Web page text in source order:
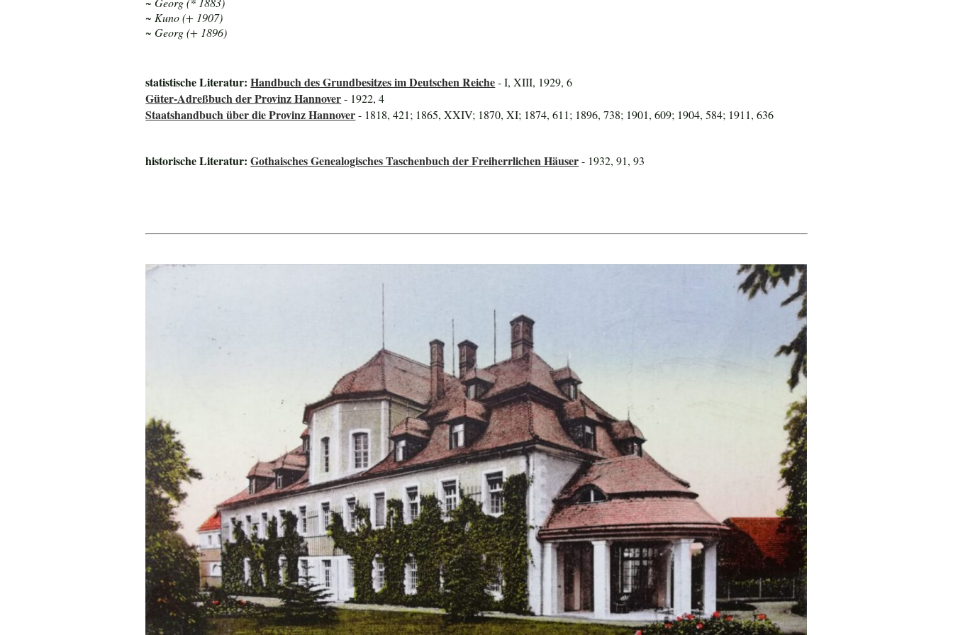
~ Kuno (+ 1907)
~ Georg (+ 1896)
statistische Literatur:Handbuch des Grundbesitzes im Deutschen Reiche- I, XIII, 1929, 6
Güter-Adreßbuch der Provinz Hannover- 1922, 4
Staatshandbuch über die Provinz Hannover- 1818, 421; 1865, XXIV; 1870, XI; 1874, 611; 1896, 738; 1901, 609; 1904, 584; 1911, 636
historische Literatur:Gothaisches Genealogisches Taschenbuch der Freiherrlichen Häuser- 1932, 91, 93